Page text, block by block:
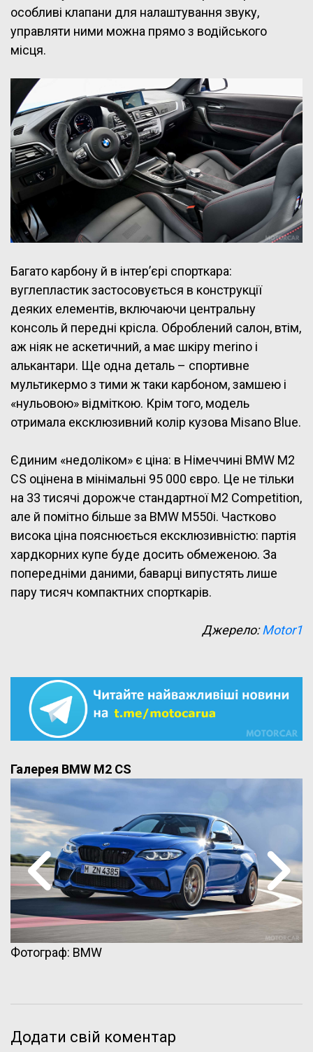
особливі клапани для налаштування звуку,
управляти ними можна прямо з водійського
місця.
Багато карбону й в інтер’єрі спорткара:
вуглепластик застосовується в конструкції
деяких елементів, включаючи центральну
консоль й передні крісла. Оброблений салон, втім,
аж ніяк не аскетичний, а має шкіру merino і
алькантари. Ще одна деталь – спортивне
мультикермо з тими ж таки карбоном, замшею і
«нульовою» відміткою. Крім того, модель
отримала ексклюзивний колір кузова Misano Blue.
Єдиним «недоліком» є ціна: в Німеччині BMW M2
CS оцінена в мінімальні 95 000 євро. Це не тільки
на 33 тисячі дорожче стандартної M2 Competition,
але й помітно більше за BMW M550i. Частково
висока ціна пояснюється ексклюзивністю: партія
хардкорних купе буде досить обмеженою. За
попередніми даними, баварці випустять лише
пару тисяч компактних спорткарів.
Джерело:Motor1
Галерея BMW M2 CS
Фотограф: BMW
Додати свій коментар